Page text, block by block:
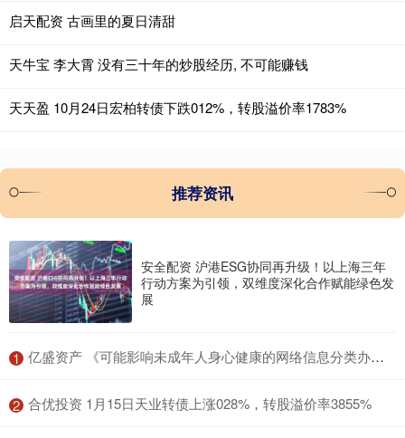
启天配资 古画里的夏日清甜
天牛宝 李大霄 没有三十年的炒股经历, 不可能赚钱
天天盈 10月24日宏柏转债下跌012%，转股溢价率1783%
推荐资讯
安全配资 沪港ESG协同再升级！以上海三年
行动方案为引领，双维度深化合作赋能绿色发
展
1 ​亿盛资产 《可能影响未成年人身心健康的网络信息分类办法（征求意见稿）》公开征求意见
2 ​合优投资 1月15日天业转债上涨028%，转股溢价率3855%